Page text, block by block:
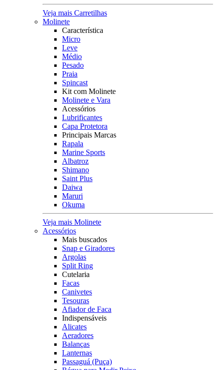
Veja mais Carretilhas
Molinete
Característica
Micro
Leve
Médio
Pesado
Praia
Spincast
Kit com Molinete
Molinete e Vara
Acessórios
Lubrificantes
Capa Protetora
Principais Marcas
Rapala
Marine Sports
Albatroz
Shimano
Saint Plus
Daiwa
Maruri
Okuma
Veja mais Molinete
Acessórios
Mais buscados
Snap e Giradores
Argolas
Split Ring
Cutelaria
Facas
Canivetes
Tesouras
Afiador de Faca
Indispensáveis
Alicates
Aeradores
Balanças
Lanternas
Passaguá (Puça)